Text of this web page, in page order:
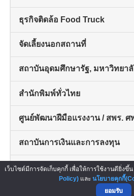
ธุรกิจติดล้อ Food Truck
จัดเลี้ยงนอกสถานที่
สถาบันอุดมศึกษารัฐ, มหาวิทยา
สำนักพิมพ์ทั่วไทย
สถาบันการเงินและการลงทุน
หอการค้าจังหวัด
เว็บไซต์มีการจัดเก็บคุกกี้ เพื่อให้การใช้งานดียิ่งขึ้น
Policy)และ นโยบายคุกกี้
ยอมรับ